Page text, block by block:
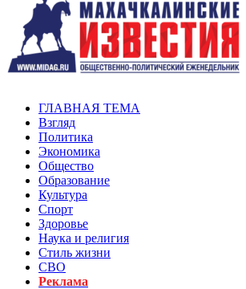
ГЛАВНАЯ ТЕМА
Взгляд
Политика
Экономика
Общество
Образование
Культура
Спорт
Здоровье
Наука и религия
Стиль жизни
СВО
Реклама